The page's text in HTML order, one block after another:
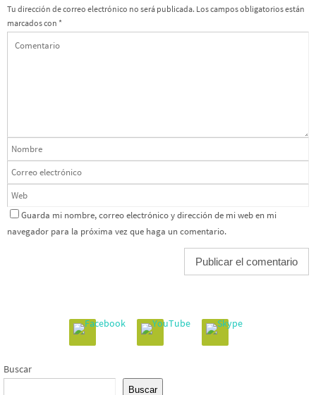
Tu dirección de correo electrónico no será publicada. Los campos obligatorios están
marcados con *
Guarda mi nombre, correo electrónico y dirección de mi web en mi
navegador para la próxima vez que haga un comentario.
Buscar
Buscar